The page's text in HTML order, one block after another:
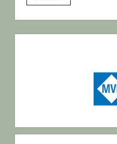
–
Lavorare
con
dei